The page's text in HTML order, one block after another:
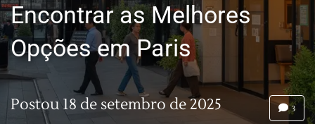
Encontrar as Melhores
Opções em Paris
Postou18 de setembro de 2025 3